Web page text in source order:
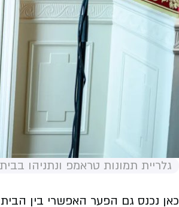
גלריית תמונות טראמפ ונתניהו
כאן נכנס גם הפער האפשרי בין